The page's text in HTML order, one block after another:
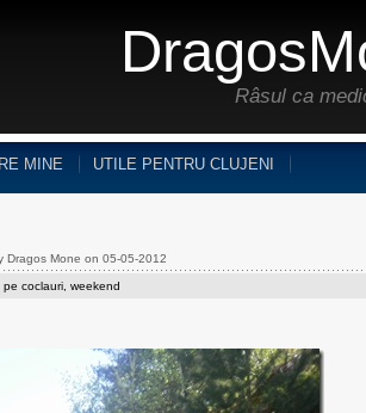
Râsul ca
MINE UTILE PENTRU CLUJENI
Dragos Mone on 05-05-2012
pe coclauri, weekend